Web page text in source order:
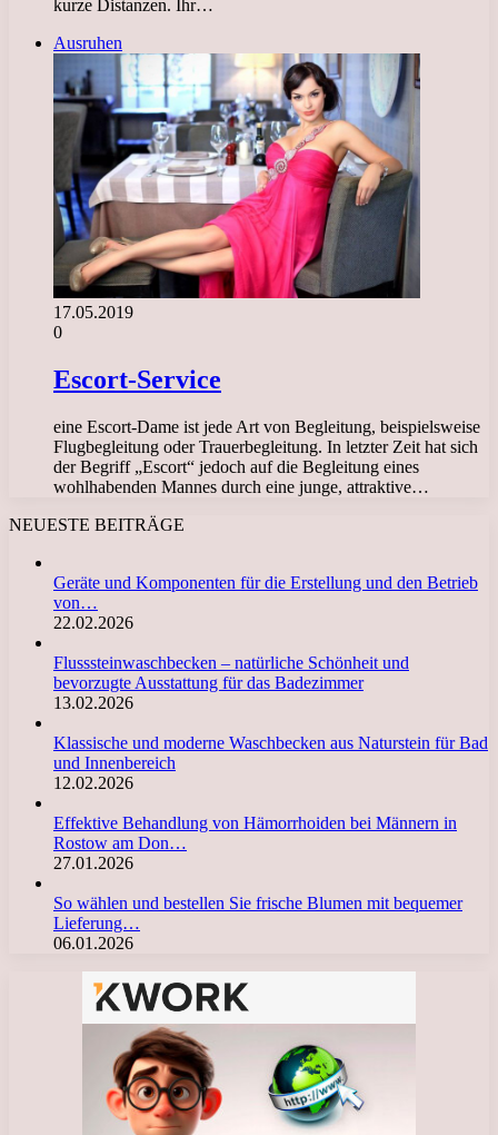
kurze Distanzen. Ihr…
Ausruhen
17.05.2019
0
Escort-Service
eine Escort-Dame ist jede Art von Begleitung, beispielsweise
Flugbegleitung oder Trauerbegleitung. In letzter Zeit hat sich
der Begriff „Escort“ jedoch auf die Begleitung eines
wohlhabenden Mannes durch eine junge, attraktive…
NEUESTE BEITRÄGE
Geräte und Komponenten für die Erstellung und den Betrieb
von…
22.02.2026
Flusssteinwaschbecken – natürliche Schönheit und
bevorzugte Ausstattung für das Badezimmer
13.02.2026
Klassische und moderne Waschbecken aus Naturstein für Bad
und Innenbereich
12.02.2026
Effektive Behandlung von Hämorrhoiden bei Männern in
Rostow am Don…
27.01.2026
So wählen und bestellen Sie frische Blumen mit bequemer
Lieferung…
06.01.2026